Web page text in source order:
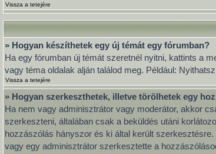
Vissza a tetejére
» Hogyan készíthetek egy új témát egy fórumban?
Ha egy fórumban új témát szeretnél nyitni, kattints a
vagy téma oldalak alján találod meg. Például:
Vissza a tetejére
» Hogyan szerkeszthetek, illetve törölhetek egy
Ha nem vagy adminisztrátor vagy moderátor, akkor
szerkeszteni, általában csak a beküldés utáni
hozzászólás hányszor és ki által került
vagy egy adminisztrátor szerkesztette a